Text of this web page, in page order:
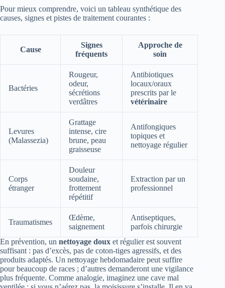
Pour mieux comprendre, voici un tableau synthétique des
causes, signes et pistes de traitement courantes :
Cause
Signes
fréquents
Approche de
soin
Bactéries
Rougeur,
odeur,
sécrétions
verdâtres
Antibiotiques
locaux/oraux
prescrits par le
vétérinaire
Levures
(Malassezia)
Grattage
intense, cire
brune, peau
graisseuse
Antifongiques
topiques et
nettoyage régulier
Corps
étranger
Douleur
soudaine,
frottement
répétitif
Extraction par un
professionnel
Traumatismes
Œdème,
saignement
Antiseptiques,
parfois chirurgie
En prévention, un nettoyage doux et régulier est souvent
suffisant : pas d’excès, pas de coton-tiges agressifs, et des
produits adaptés. Un nettoyage hebdomadaire peut suffire
pour beaucoup de races ; d’autres demanderont une vigilance
plus fréquente. Comme analogie, imaginez une cave mal